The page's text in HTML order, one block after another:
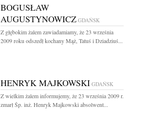
BOGUSŁAW
AUGUSTYNOWICZ GDAŃSK
Z głębokim żalem zawiadamiamy, że 23 września
2009 roku odszedł kochany Mąż, Tatuś i Dziadziuś...
HENRYK MAJKOWSKI GDAŃSK
Z wielkim żalem informujemy, że 23 września 2009 r.
zmarł Śp. inż. Henryk Majkowski absolwent...